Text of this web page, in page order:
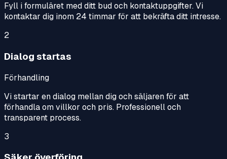
Fyll i formuläret med ditt bud och kontaktuppgifter. Vi
kontaktar dig inom 24 timmar för att bekräfta ditt intresse.
2
Dialog startas
Förhandling
Vi startar en dialog mellan dig och säljaren för att
förhandla om villkor och pris. Professionell och
transparent process.
3